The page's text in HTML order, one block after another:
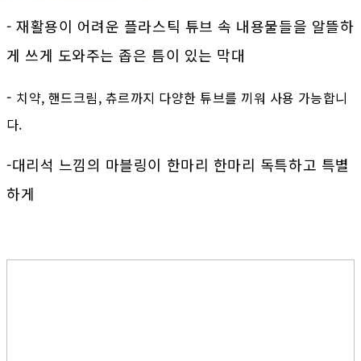
- 재활용이 어려운 플라스틱 튜브 속 내용물들을 알뜰하
게 쓰게 도와주는 좁은 틈이 있는 막대
- 치약, 핸드크림, 츄르까지 다양한 튜브를 끼워 사용 가능합니
다.
-대리석 느낌의 마블링이 한마리 한마리 독특하고 특별
하게